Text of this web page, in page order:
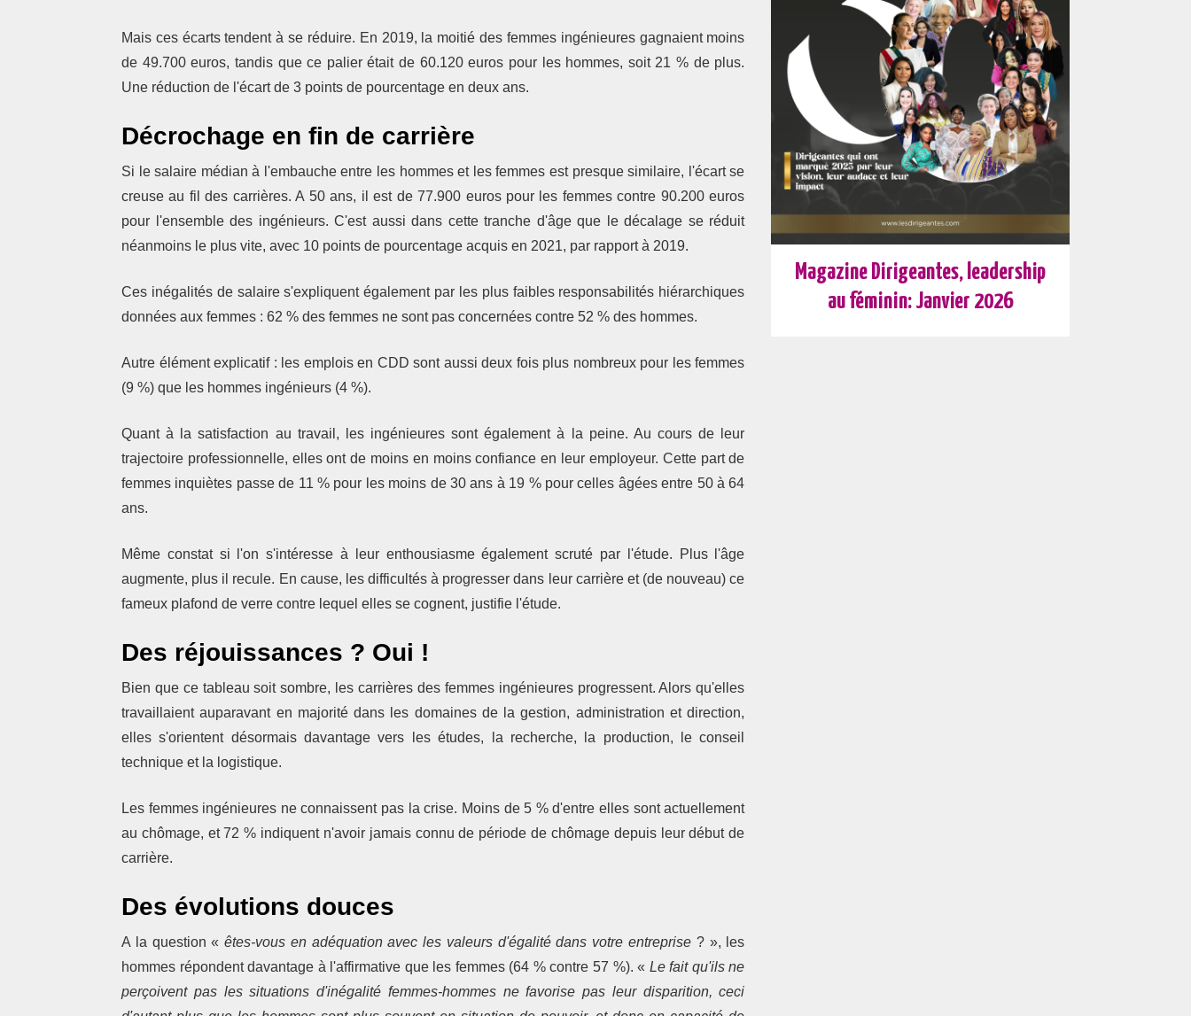
Mais ces écarts tendent à se réduire. En 2019, la moitié des femmes ingénieures gagnaient moins
de 49.700 euros, tandis que ce palier était de 60.120 euros pour les hommes, soit 21 % de plus.
Une réduction de l'écart de 3 points de pourcentage en deux ans.
Décrochage en fin de carrière
Si le salaire médian à l'embauche entre les hommes et les femmes est presque similaire, l'écart se
creuse au fil des carrières. A 50 ans, il est de 77.900 euros pour les femmes contre 90.200 euros
pour l'ensemble des ingénieurs. C'est aussi dans cette tranche d'âge que le décalage se réduit
néanmoins le plus vite, avec 10 points de pourcentage acquis en 2021, par rapport à 2019.
Ces inégalités de salaire s'expliquent également par les plus faibles responsabilités hiérarchiques
données aux femmes : 62 % des femmes ne sont pas concernées contre 52 % des hommes.
Autre élément explicatif : les emplois en CDD sont aussi deux fois plus nombreux pour les femmes
(9 %) que les hommes ingénieurs (4 %).
Quant à la satisfaction au travail, les ingénieures sont également à la peine. Au cours de leur
trajectoire professionnelle, elles ont de moins en moins confiance en leur employeur. Cette part de
femmes inquiètes passe de 11 % pour les moins de 30 ans à 19 % pour celles âgées entre 50 à 64
ans.
Même constat si l'on s'intéresse à leur enthousiasme également scruté par l'étude. Plus l'âge
augmente, plus il recule. En cause, les difficultés à progresser dans leur carrière et (de nouveau) ce
fameux plafond de verre contre lequel elles se cognent, justifie l'étude.
Des réjouissances ? Oui !
Bien que ce tableau soit sombre, les carrières des femmes ingénieures progressent. Alors qu'elles
travaillaient auparavant en majorité dans les domaines de la gestion, administration et direction,
elles s'orientent désormais davantage vers les études, la recherche, la production, le conseil
technique et la logistique.
Les femmes ingénieures ne connaissent pas la crise. Moins de 5 % d'entre elles sont actuellement
au chômage, et 72 % indiquent n'avoir jamais connu de période de chômage depuis leur début de
carrière.
Des évolutions douces
A la question «êtes-vous en adéquation avec les valeurs d'égalité dans votre entreprise ? », les
hommes répondent davantage à l'affirmative que les femmes (64 % contre 57 %). « Le fait qu'ils ne
perçoivent pas les situations d'inégalité femmes-hommes ne favorise pas leur disparition, ceci
Magazine Dirigeantes, leadership
au féminin: Janvier 2026